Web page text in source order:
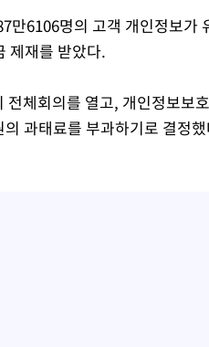
만6106명의 고객 개인정보
제재를 받았다.
체회의를 열고, 개인정보보
과태료를 부과하기로 결정